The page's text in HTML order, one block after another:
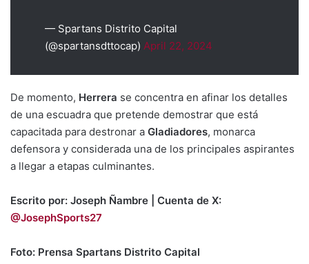
— Spartans Distrito Capital
(@spartansdttocap) April 22, 2024
De momento, Herrera se concentra en afinar los detalles
de una escuadra que pretende demostrar que está
capacitada para destronar a Gladiadores, monarca
defensora y considerada una de los principales aspirantes
a llegar a etapas culminantes.
Escrito por: Joseph Ñambre | Cuenta de X:
@JosephSports27
Foto: Prensa Spartans Distrito Capital